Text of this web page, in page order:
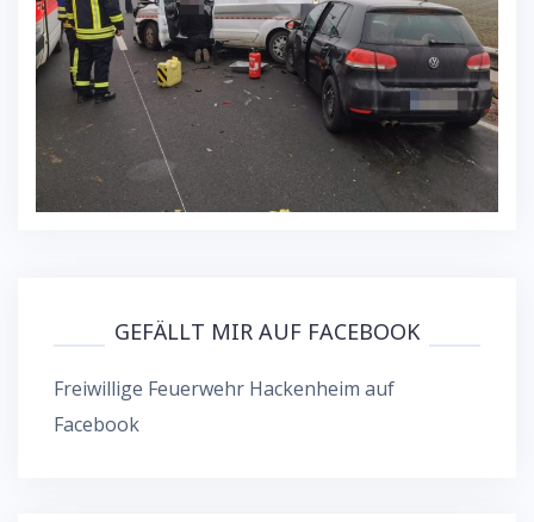
GEFÄLLT MIR AUF FACEBOOK
Freiwillige Feuerwehr Hackenheim auf
Facebook